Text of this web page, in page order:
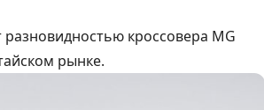
кроссовера MG
рынке.